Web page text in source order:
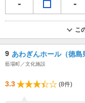
こ
9 あわぎんホール（徳島
藍場町／文化施設
3.3 (8件)